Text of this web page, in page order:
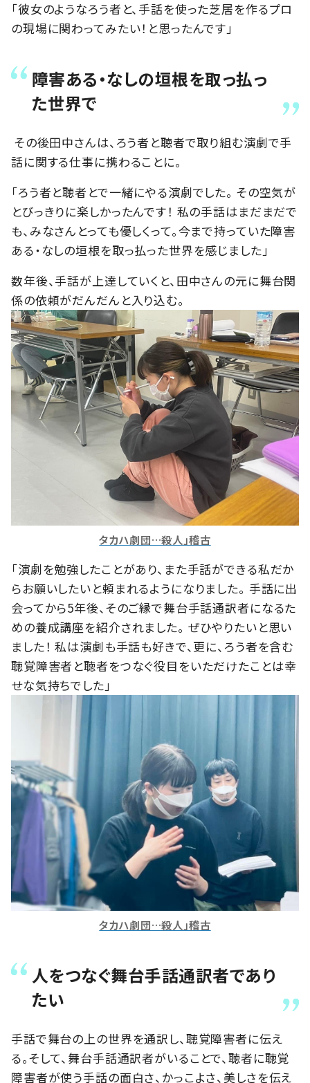
「彼女のようなろう者と、手話を使った芝居を作るプロ
の現場に関わってみたい！と思ったんです」
障害ある・なしの垣根を取っ払っ
た世界で
その後田中さんは、ろう者と聴者で取り組む演劇で手
話に関する仕事に携わることに。
「ろう者と聴者とで一緒にやる演劇でした。 その空気が
とびっきりに楽しかったんです！ 私の手話はまだまだで
も、みなさんとっても優しくって。今まで持っていた障害
ある・なしの垣根を取っ払った世界を感じました」
数年後、手話が上達していくと、田中さんの元に舞台関
係の依頼がだんだんと入り込む。
タカハ劇団…殺人」稽古
「演劇を勉強したことがあり、また手話ができる私だか
らお願いしたいと頼まれるようになりました。 手話に出
会ってから5年後、そのご縁で舞台手話通訳者になるた
めの養成講座を紹介されました。 ぜひやりたいと思い
ました！ 私は演劇も手話も好きで、更に、ろう者を含む
聴覚障害者と聴者をつなぐ役目をいただけたことは幸
せな気持ちでした」
タカハ劇団…殺人」稽古
人をつなぐ舞台手話通訳者であり
たい
手話で舞台の上の世界を通訳し、聴覚障害者に伝え
る。そして、舞台手話通訳者がいることで、聴者に聴覚
障害者が使う手話の面白さ、かっこよさ、美しさを伝え